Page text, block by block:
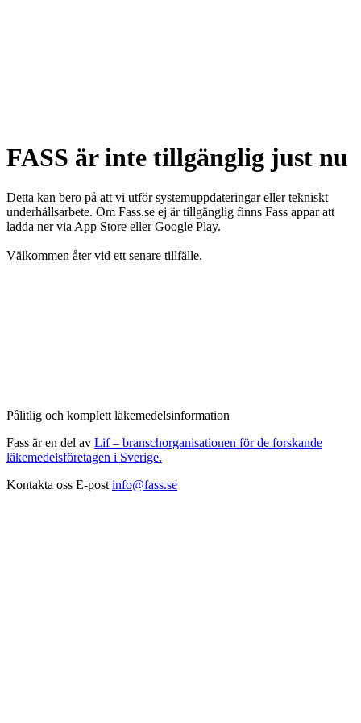
FASS är inte tillgänglig just nu
Detta kan bero på att vi utför systemuppdateringar eller tekniskt
underhållsarbete. Om Fass.se ej är tillgänglig finns Fass appar att
ladda ner via App Store eller Google Play.
Välkommen åter vid ett senare tillfälle.
Pålitlig och komplett läkemedelsinformation
Fass är en del av Lif – branschorganisationen för de forskande
läkemedelsföretagen i Sverige.
Kontakta oss E-post info@fass.se